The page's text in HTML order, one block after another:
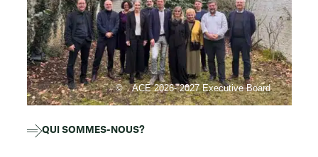
ACE 2026- 2027 Executive Board
QUI SOMMES-NOUS?